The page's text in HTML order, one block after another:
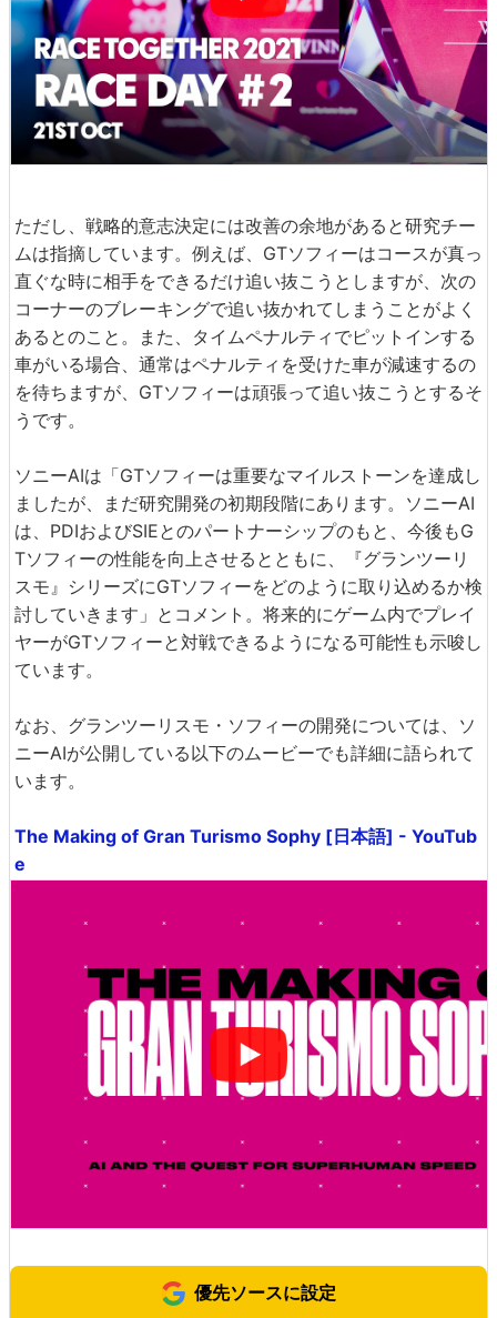
ただし、戦略的意志決定には改善の余地があると研究チー
ムは指摘しています。例えば、GTソフィーはコースが真っ
直ぐな時に相手をできるだけ追い抜こうとしますが、次の
コーナーのブレーキングで追い抜かれてしまうことがよく
あるとのこと。また、タイムペナルティでピットインする
車がいる場合、通常はペナルティを受けた車が減速するの
を待ちますが、GTソフィーは頑張って追い抜こうとするそ
うです。
ソニーAIは「GTソフィーは重要なマイルストーンを達成し
ましたが、まだ研究開発の初期段階にあります。ソニーAI
は、PDIおよびSIEとのパートナーシップのもと、今後もG
Tソフィーの性能を向上させるとともに、『グランツーリ
スモ』シリーズにGTソフィーをどのように取り込めるか検
討していきます」とコメント。将来的にゲーム内でプレイ
ヤーがGTソフィーと対戦できるようになる可能性も示唆し
ています。
なお、グランツーリスモ・ソフィーの開発については、ソ
ニーAIが公開している以下のムービーでも詳細に語られて
います。
The Making of Gran Turismo Sophy [日本語] - YouTub
e
優先ソースに設定